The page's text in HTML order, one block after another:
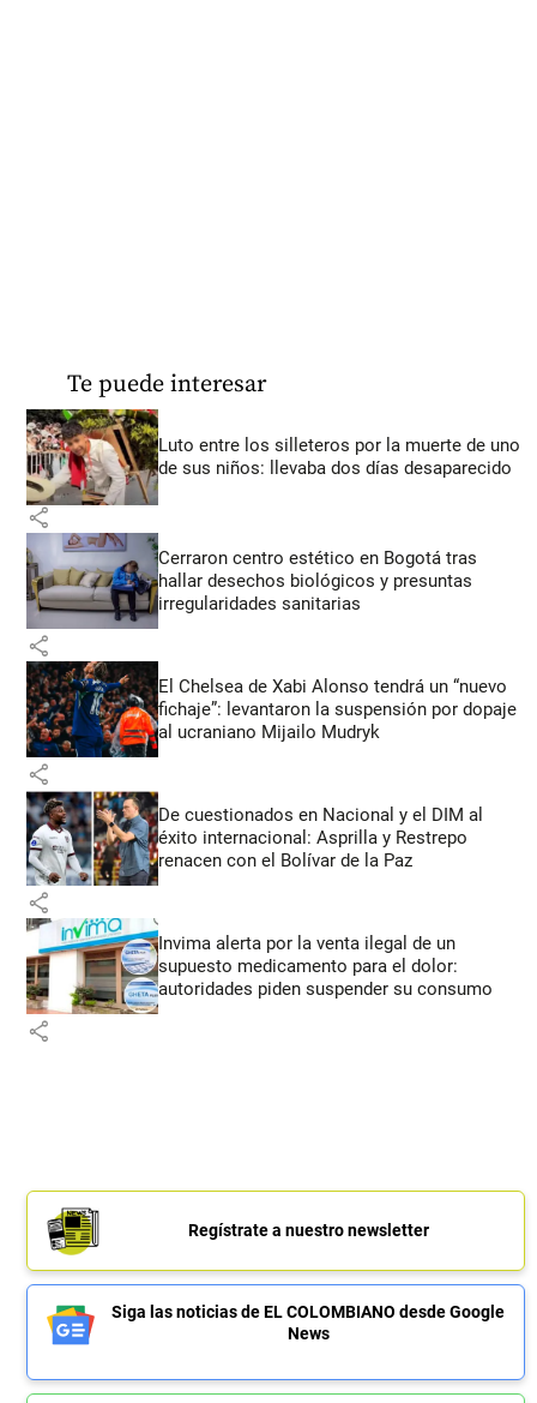
Te puede interesar
Luto entre los silleteros por la muerte de uno
de sus niños: llevaba dos días desaparecido
share
Cerraron centro estético en Bogotá tras
hallar desechos biológicos y presuntas
irregularidades sanitarias
share
El Chelsea de Xabi Alonso tendrá un “nuevo
fichaje”: levantaron la suspensión por dopaje
al ucraniano Mijailo Mudryk
share
De cuestionados en Nacional y el DIM al
éxito internacional: Asprilla y Restrepo
renacen con el Bolívar de la Paz
share
Invima alerta por la venta ilegal de un
supuesto medicamento para el dolor:
autoridades piden suspender su consumo
share
Regístrate a nuestro newsletter
Siga las noticias de EL COLOMBIANO desde Google
News